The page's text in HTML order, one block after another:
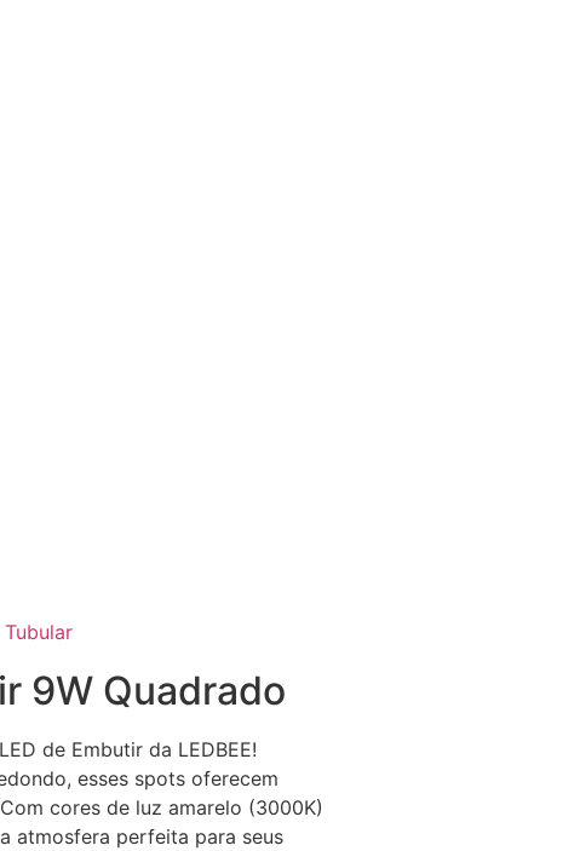
Tubular
9W Quadrado
de Embutir da LEDBEE!
esses spots oferecem
cores de luz amarelo (3000K)
atmosfera perfeita para seus